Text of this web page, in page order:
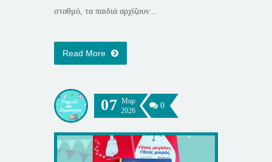
σταθμό, τα παιδιά αρχίζουν...
Read More
07 Μαρ
2026
0